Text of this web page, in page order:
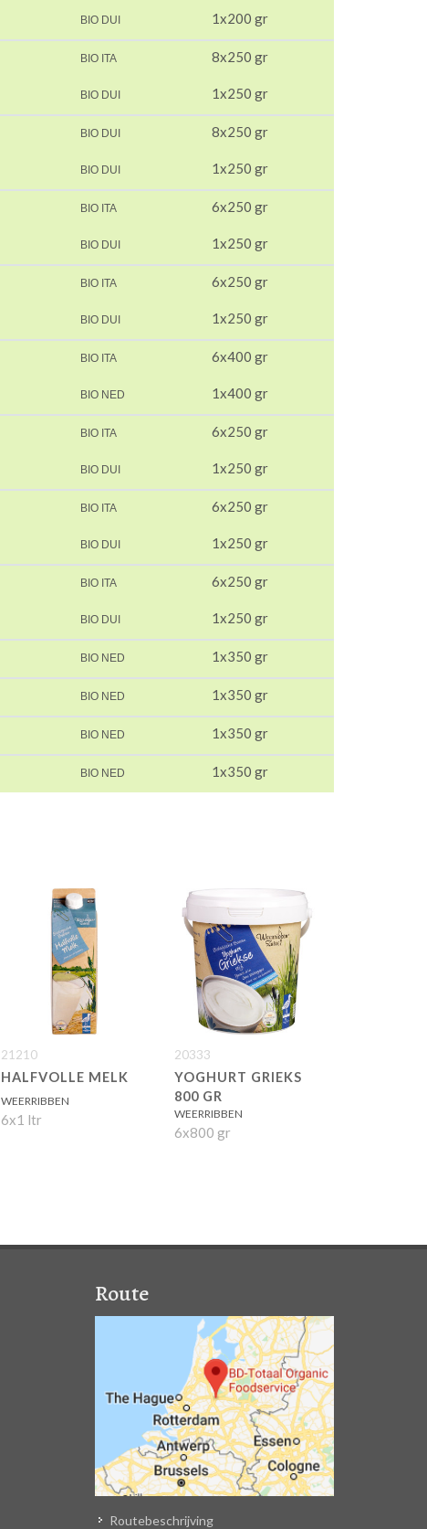
BIO DUI 1x200 gr
BIO ITA 8x250 gr
BIO DUI 1x250 gr
BIO DUI 8x250 gr
BIO DUI 1x250 gr
BIO ITA 6x250 gr
BIO DUI 1x250 gr
BIO ITA 6x250 gr
BIO DUI 1x250 gr
BIO ITA 6x400 gr
BIO NED 1x400 gr
BIO ITA 6x250 gr
BIO DUI 1x250 gr
BIO ITA 6x250 gr
BIO DUI 1x250 gr
BIO ITA 6x250 gr
BIO DUI 1x250 gr
BIO NED 1x350 gr
BIO NED 1x350 gr
BIO NED 1x350 gr
BIO NED 1x350 gr
21210
HALFVOLLE MELK
WEERRIBBEN
6x1 ltr
20333
YOGHURT GRIEKS
800 GR
WEERRIBBEN
6x800 gr
Route
Routebeschrijving